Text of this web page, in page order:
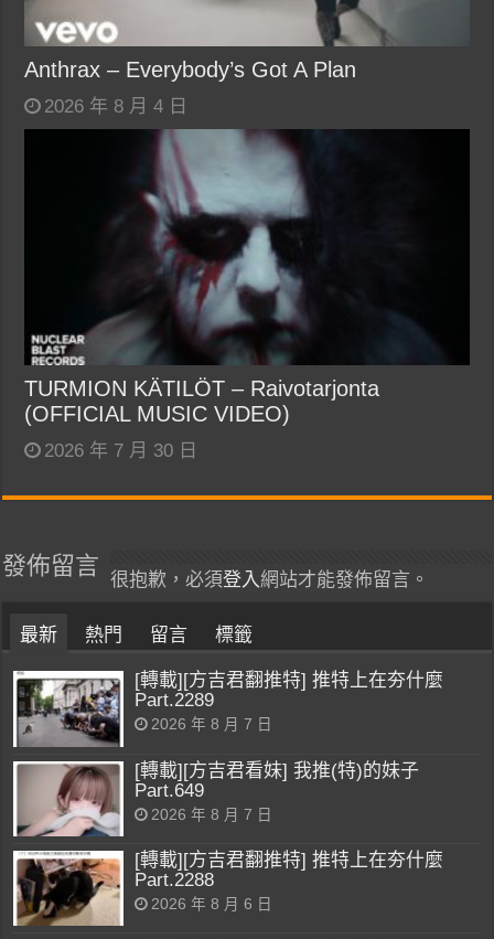
Anthrax – Everybody’s Got A Plan
2026 年 8 月 4 日
TURMION KÄTILÖT – Raivotarjonta
(OFFICIAL MUSIC VIDEO)
2026 年 7 月 30 日
發佈留言
很抱歉，必須登入網站才能發佈留言。
最新 熱門 留言 標籤
[轉載][方吉君翻推特] 推特上在夯什麼
Part.2289
2026 年 8 月 7 日
[轉載][方吉君看妹] 我推(特)的妹子
Part.649
2026 年 8 月 7 日
[轉載][方吉君翻推特] 推特上在夯什麼
Part.2288
2026 年 8 月 6 日